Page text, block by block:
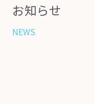
お知らせ
NEWS